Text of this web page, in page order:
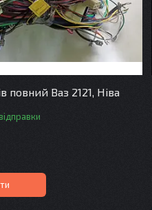
повний Ваз 2121, Ніва